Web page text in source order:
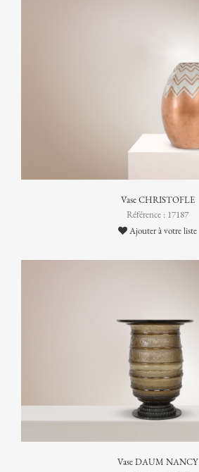
Vase CHRISTOFLE
Référence : 17187
Ajouter à votre liste
Vase DAUM NANCY